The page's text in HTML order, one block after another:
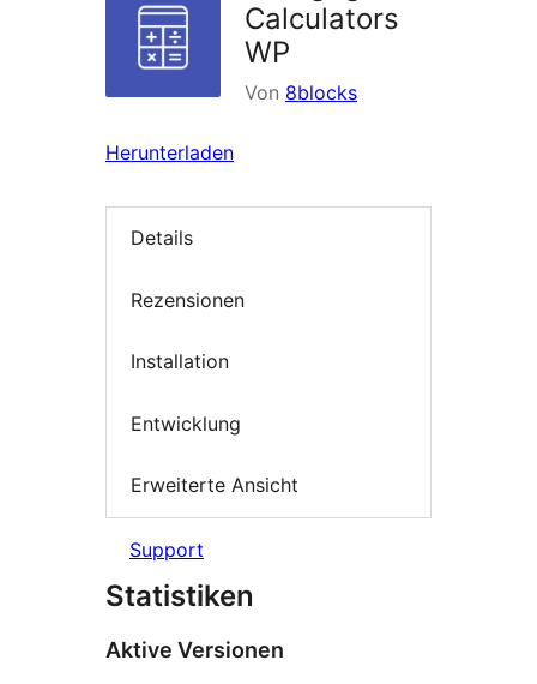
Calculators
WP
Von 8blocks
Herunterladen
Details
Rezensionen
Installation
Entwicklung
Erweiterte Ansicht
Support
Statistiken
Aktive Versionen